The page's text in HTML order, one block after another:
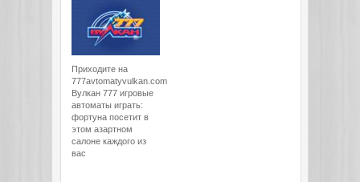
Приходите на
777avtomatyvulkan.com
Вулкан 777 игровые
автоматы играть:
фортуна посетит в
этом азартном
салоне каждого из
вас